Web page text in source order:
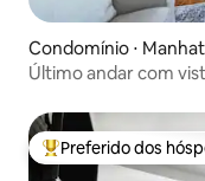
Condomínio ⋅
Último andar com
Entre os melhores
Preferido dos